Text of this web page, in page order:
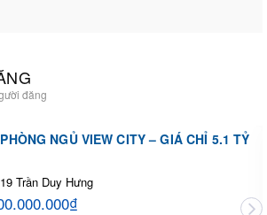
đăng
NGỦ VIEW CITY – GIÁ CHỈ 5.1 TỶ
Trần Duy Hưng